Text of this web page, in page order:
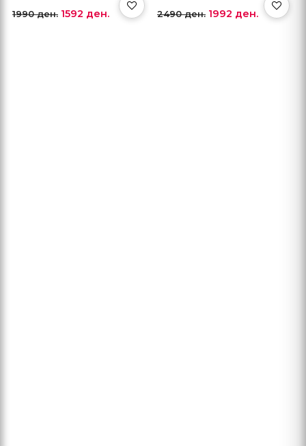
1990 ден. 1592 ден.
2490 ден. 1992 ден.